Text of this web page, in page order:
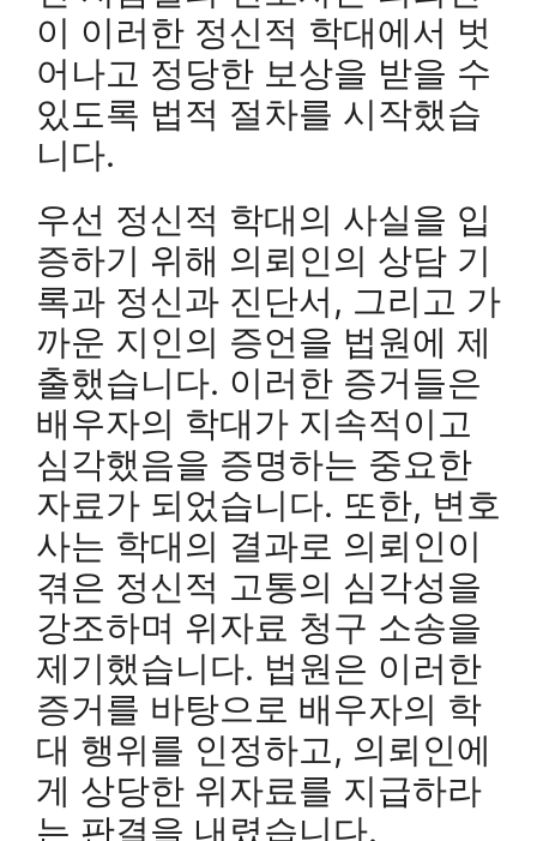
이 이러한 정신적 학대에서 벗
어나고 정당한 보상을 받을 수
있도록 법적 절차를 시작했습
니다.
우선 정신적 학대의 사실을 입
증하기 위해 의뢰인의 상담 기
록과 정신과 진단서, 그리고 가
까운 지인의 증언을 법원에 제
출했습니다. 이러한 증거들은
배우자의 학대가 지속적이고
심각했음을 증명하는 중요한
자료가 되었습니다. 또한, 변호
사는 학대의 결과로 의뢰인이
겪은 정신적 고통의 심각성을
강조하며 위자료 청구 소송을
제기했습니다. 법원은 이러한
증거를 바탕으로 배우자의 학
대 행위를 인정하고, 의뢰인에
게 상당한 위자료를 지급하라
는 판결을 내렸습니다.